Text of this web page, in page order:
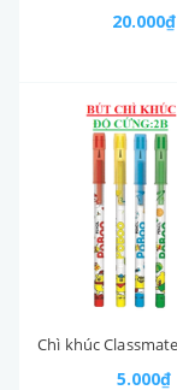
20.000₫
5.000₫